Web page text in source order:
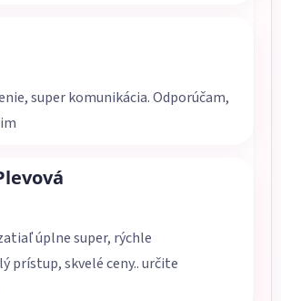
je 5 z 5 hviezdičiek.
super komunikácia. Odporúčam,
je 5 z 5 hviezdičiek.
úplne super, rýchle
prístup, skvelé ceny.. určite